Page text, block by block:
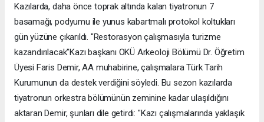
Kazılarda, daha önce toprak altında kalan tiyatronun 7
basamağı, podyumu ile yunus kabartmalı protokol koltukları
gün yüzüne çıkarıldı. "Restorasyon çalışmasıyla turizme
kazandırılacak"Kazı başkanı OKÜ Arkeoloji Bölümü Dr. Öğretim
Üyesi Faris Demir, AA muhabirine, çalışmalara Türk Tarih
Kurumunun da destek verdiğini söyledi. Bu sezon kazılarda
tiyatronun orkestra bölümünün zeminine kadar ulaşıldığını
aktaran Demir, şunları dile getirdi: "Kazı çalışmalarında yaklaşık